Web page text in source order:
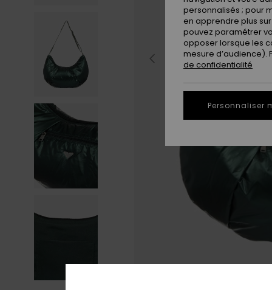
personnalisés ; pour
en apprendre plus
pouvez paramétrer
opposer lorsque les
mesure d’audience).
de confidentialité
Personnaliser